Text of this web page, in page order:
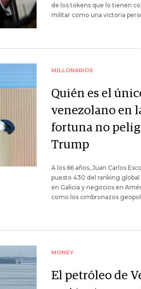
de los tokens que lo tienen
militar como una victoria
MILLONARIOS
Quién es el
venezolano en
fortuna no
Trump
A los 66 años, Juan Carlos
puesto 430 del ranking global
en Galicia y negocios en
como los cimbronazos
MONEY
El petróleo de